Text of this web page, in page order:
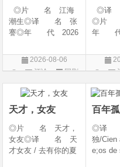
◎片 名 江海
潮生◎译 名 张
謇◎年 代 2026
陆◎类 别 传记
/ 历史 / 古装◎语
上映日期 2026-07-
20(中国大陆)◎
2026-08-06
评论
国剧
◎译
◎片
年
◎类
悬疑
期
大陆
天才，女友
◎片 名 天才，
女友◎译 名 天
才女友 / 去有你的夏
◎译
独/Cien
e;os de